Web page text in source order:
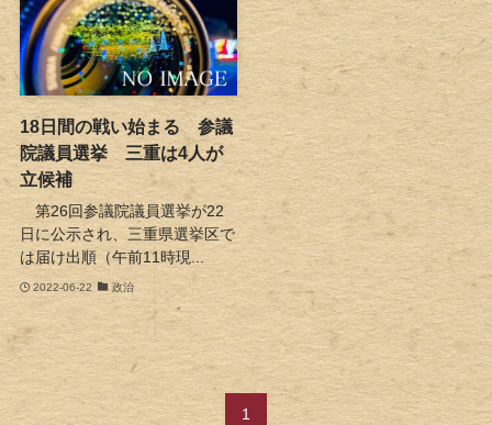
18日間の戦い始まる 参議
院議員選挙 三重は4人が
立候補
第26回参議院議員選挙が22
日に公示され、三重県選挙区で
は届け出順（午前11時現...
2022-06-22 政治
1